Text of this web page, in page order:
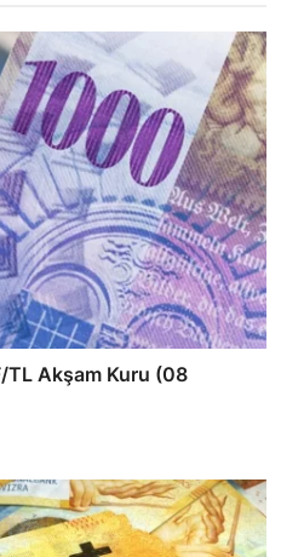
TL Akşam Kuru (08